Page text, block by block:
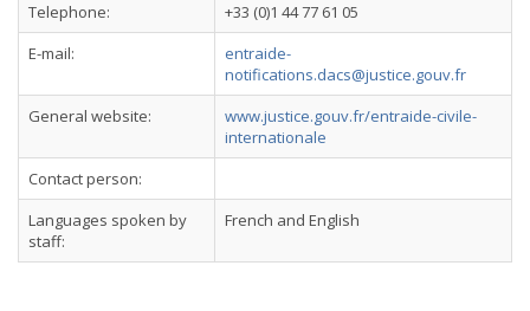
Telephone:
+33 (0)1 44 77 61 05
E-mail:
entraide-
notifications.dacs@justice.gouv.fr
General website:
www.justice.gouv.fr/entraide-civile-
internationale
Contact person:
Languages spoken by
staff:
French and English